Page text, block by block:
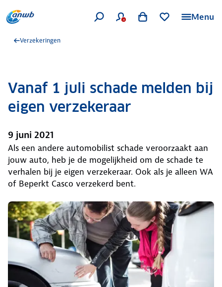
Menu
Verzekeringen
Vanaf 1 juli schade melden bij
eigen verzekeraar
9 juni 2021
Als een andere automobilist schade veroorzaakt aan
jouw auto, heb je de mogelijkheid om de schade te
verhalen bij je eigen verzekeraar. Ook als je alleen WA
of Beperkt Casco verzekerd bent.